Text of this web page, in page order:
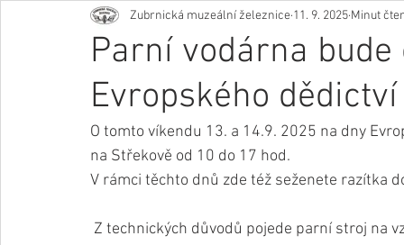
Parní vodárna
Evropského dědictví
Zubrnická muzeální železnice 11. 9. 2025 Minut
O tomto víkendu 13. a 14.9. 2025 na dny
na Střekově od 10 do 17 hod.
V rámci těchto dnů zde též seženete razítka
Z technických důvodů pojede parní stroj na